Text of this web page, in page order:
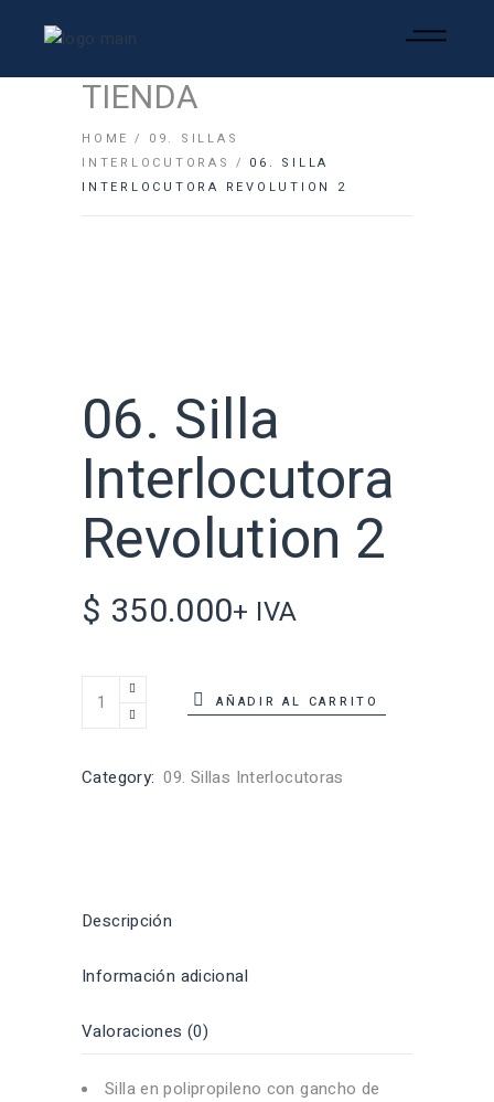
TIENDA
HOME
09. SILLAS
INTERLOCUTORAS
06. SILLA
INTERLOCUTORA REVOLUTION 2
06. Silla
Interlocutora
Revolution 2
$ 350.000+ IVA
AÑADIR AL CARRITO
Category: 09. Sillas Interlocutoras
Descripción
Información adicional
Valoraciones (0)
Silla en polipropileno con gancho de